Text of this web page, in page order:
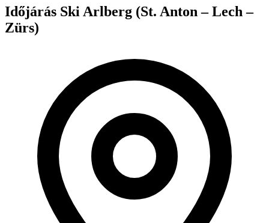
Időjárás Ski Arlberg (St. Anton – Lech –
Zürs)